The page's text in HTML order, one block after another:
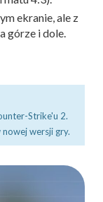
ekranie, ale z
górze i dole.
Strike'u 2.
wersji gry.